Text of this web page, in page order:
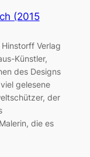
(2015
Verlag
Künstler,
des Designs
gelesene
der
die es